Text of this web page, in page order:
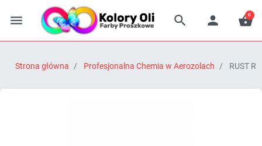
   
0
Strona główna Profesjonalna Chemia w Aerozolach RUST